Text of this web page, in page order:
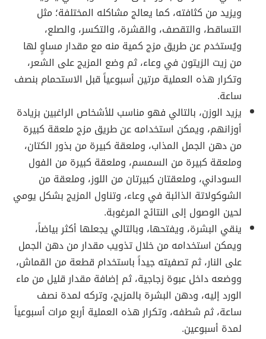
ويزيد من كثافته، كما يعالج مشاكله المختلفة؛ مثل
التساقط، والتقصف، والقشرة، والتكسر، والصلع،
ويُستخدم عن طريق مزج كمية منه مع مقدار مساوٍ لها
من زيت الزيتون في وعاء، ثم وضع المزيج على الشعر،
وتكرار هذه العملية مرتين أسبوعياً قبل الاستحمام بنصف
ساعة.
يزيد الوزن، بالتالي فهو مناسب للأشخاص الراغبين بزيادة
أوزانهم، ويمكن استخدامه عن طريق مزج ملعقة كبيرة
من دهن الجمل المذاب، وملعقة كبيرة من بذور الكتان،
وملعقة كبيرة من السمسم، وملعقة كبيرة من الفول
السوداني، وملعقتان كبيرتان من اللوز، وملعقة من
الشوكولاتة الذائبة في وعاء، وتناول المزيج بشكل يومي
لحين الوصول إلى النتائج المرغوبة.
ينقي البشرة، ويفتحها، وبالتالي يجعلها أكثر بياضاً،
ويمكن استخدامه من خلال تذويب مقدار من دهن الجمل
على النار، ثم تصفيته جيداً باستخدام قطعة من القماش،
ووضعه داخل عبوة زجاجية، ثم إضافة مقدار قليل من ماء
الورد إليه، ودهن البشرة بالمزيج، وتركه لمدة نصف
ساعة، ثم شطفه، وتكرار هذه العملية أربع مرات أسبوعياً
لمدة أسبوعين.